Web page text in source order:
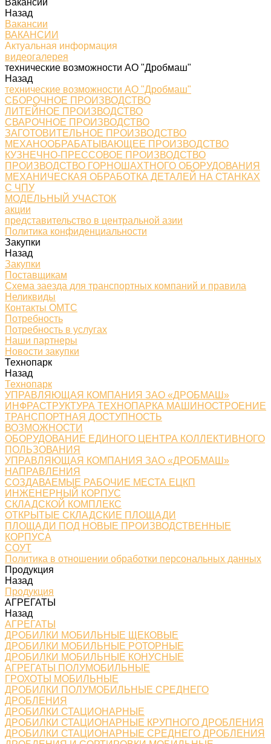
Вакансии
Назад
Вакансии
ВАКАНСИИ
Актуальная информация
видеогалерея
технические возможности АО "Дробмаш"
Назад
технические возможности АО "Дробмаш"
СБОРОЧНОЕ ПРОИЗВОДСТВО
ЛИТЕЙНОЕ ПРОИЗВОДСТВО
СВАРОЧНОЕ ПРОИЗВОДСТВО
ЗАГОТОВИТЕЛЬНОЕ ПРОИЗВОДСТВО
МЕХАНООБРАБАТЫВАЮЩЕЕ ПРОИЗВОДСТВО
КУЗНЕЧНО-ПРЕССОВОЕ ПРОИЗВОДСТВО
ПРОИЗВОДСТВО ГОРНОШАХТНОГО ОБОРУДОВАНИЯ
МЕХАНИЧЕСКАЯ ОБРАБОТКА ДЕТАЛЕЙ НА СТАНКАХ
С ЧПУ
МОДЕЛЬНЫЙ УЧАСТОК
акции
представительство в центральной азии
Политика конфиденциальности
Закупки
Назад
Закупки
Поставщикам
Схема заезда для транспортных компаний и правила
Неликвиды
Контакты ОМТС
Потребность
Потребность в услугах
Наши партнеры
Новости закупки
Технопарк
Назад
Технопарк
УПРАВЛЯЮЩАЯ КОМПАНИЯ ЗАО «ДРОБМАШ»
ИНФРАСТРУКТУРА ТЕХНОПАРКА МАШИНОСТРОЕНИЕ
ТРАНСПОРТНАЯ ДОСТУПНОСТЬ
ВОЗМОЖНОСТИ
ОБОРУДОВАНИЕ ЕДИНОГО ЦЕНТРА КОЛЛЕКТИВНОГО
ПОЛЬЗОВАНИЯ
УПРАВЛЯЮЩАЯ КОМПАНИЯ ЗАО «ДРОБМАШ»
НАПРАВЛЕНИЯ
СОЗДАВАЕМЫЕ РАБОЧИЕ МЕСТА ЕЦКП
ИНЖЕНЕРНЫЙ КОРПУС
СКЛАДСКОЙ КОМПЛЕКС
ОТКРЫТЫЕ СКЛАДСКИЕ ПЛОЩАДИ
ПЛОЩАДИ ПОД НОВЫЕ ПРОИЗВОДСТВЕННЫЕ
КОРПУСА
СОУТ
Политика в отношении обработки персональных данных
Продукция
Назад
Продукция
АГРЕГАТЫ
Назад
АГРЕГАТЫ
ДРОБИЛКИ МОБИЛЬНЫЕ ЩЕКОВЫЕ
ДРОБИЛКИ МОБИЛЬНЫЕ РОТОРНЫЕ
ДРОБИЛКИ МОБИЛЬНЫЕ КОНУСНЫЕ
АГРЕГАТЫ ПОЛУМОБИЛЬНЫЕ
ГРОХОТЫ МОБИЛЬНЫЕ
ДРОБИЛКИ ПОЛУМОБИЛЬНЫЕ СРЕДНЕГО
ДРОБЛЕНИЯ
ДРОБИЛКИ СТАЦИОНАРНЫЕ
ДРОБИЛКИ СТАЦИОНАРНЫЕ КРУПНОГО ДРОБЛЕНИЯ
ДРОБИЛКИ СТАЦИОНАРНЫЕ СРЕДНЕГО ДРОБЛЕНИЯ